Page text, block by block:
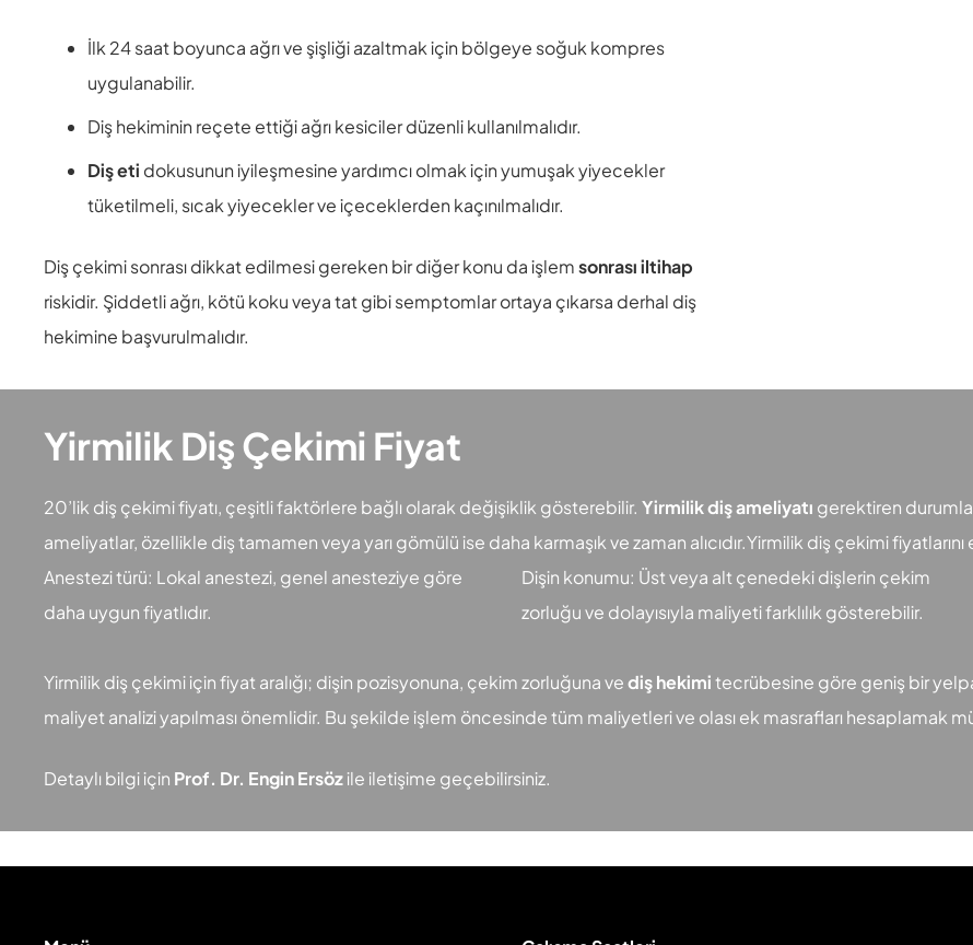
İlk 24 saat boyunca ağrı ve şişliği azaltmak için bölgeye soğuk kompres
uygulanabilir.
Diş hekiminin reçete ettiği ağrı kesiciler düzenli kullanılmalıdır.
Diş eti dokusunun iyileşmesine yardımcı olmak için yumuşak yiyecekler
tüketilmeli, sıcak yiyecekler ve içeceklerden kaçınılmalıdır.
Diş çekimi sonrası dikkat edilmesi gereken bir diğer konu da işlemsonrası iltihap
riskidir. Şiddetli ağrı, kötü koku veya tat gibi semptomlar ortaya çıkarsa derhal diş
hekimine başvurulmalıdır.
Yirmilik Diş Çekimi Fiyat
20’lik diş çekimi fiyatı, çeşitli faktörlere bağlı olarak değişiklik gösterebilir. Yirmilik diş ameliyatı gerektiren
ameliyatlar, özellikle diş tamamen veya yarı gömülü ise daha karmaşık ve zaman alıcıdır.Yirmilik diş çekimi
Anestezi türü: Lokal anestezi, genel anesteziye göre
daha uygun fiyatlıdır.
Dişin konumu: Üst veya alt çenedeki dişlerin çekim
zorluğu ve dolayısıyla maliyeti farklılık gösterebilir.
Yirmilik diş çekimi için fiyat aralığı; dişin pozisyonuna, çekim zorluğuna vediş hekimitecrübesine göre geniş bir
maliyet analizi yapılması önemlidir. Bu şekilde işlem öncesinde tüm maliyetleri ve olası ek masrafları hesaplamak
Detaylı bilgi için Prof. Dr. Engin Ersözile iletişime geçebilirsiniz.